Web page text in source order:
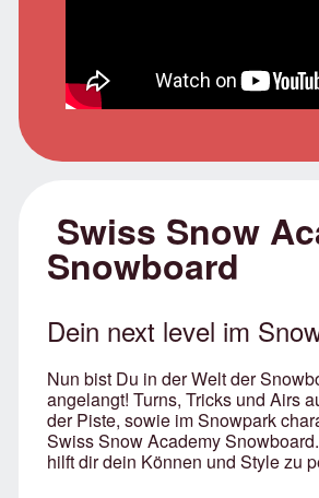
Swiss Snow
Snowboard
Dein next level im
Nun bist Du in der Welt der
angelangt! Turns, Tricks und Airs
der Piste, sowie im Snowpark
Swiss Snow Academy
hilft dir dein Können und Style zu